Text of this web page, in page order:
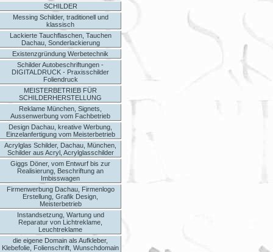
SCHILDER
Messing Schilder, traditionell und
klassisch
Lackierte Tauchflaschen, Tauchen
Dachau, Sonderlackierung
Existenzgründung Werbetechnik
Schilder Autobeschriftungen -
DIGITALDRUCK - Praxisschilder
Foliendruck
MEISTERBETRIEB FÜR
SCHILDERHERSTELLUNG
Reklame München, Signets,
Aussenwerbung vom Fachbetrieb
Design Dachau, kreative Werbung,
Einzelanfertigung vom Meisterbetrieb
Acrylglas Schilder, Dachau, München,
Schilder aus Acryl, Acrylglasschilder
Giggs Döner, vom Entwurf bis zur
Realisierung, Beschriftung an
Imbisswagen
Firmenwerbung Dachau, Firmenlogo
Erstellung, Grafik Design,
Meisterbetrieb
Instandsetzung, Wartung und
Reparatur von Lichtreklame,
Leuchtreklame
die eigene Domain als Aufkleber,
Klebefolie, Folienschrift, Wunschdomain